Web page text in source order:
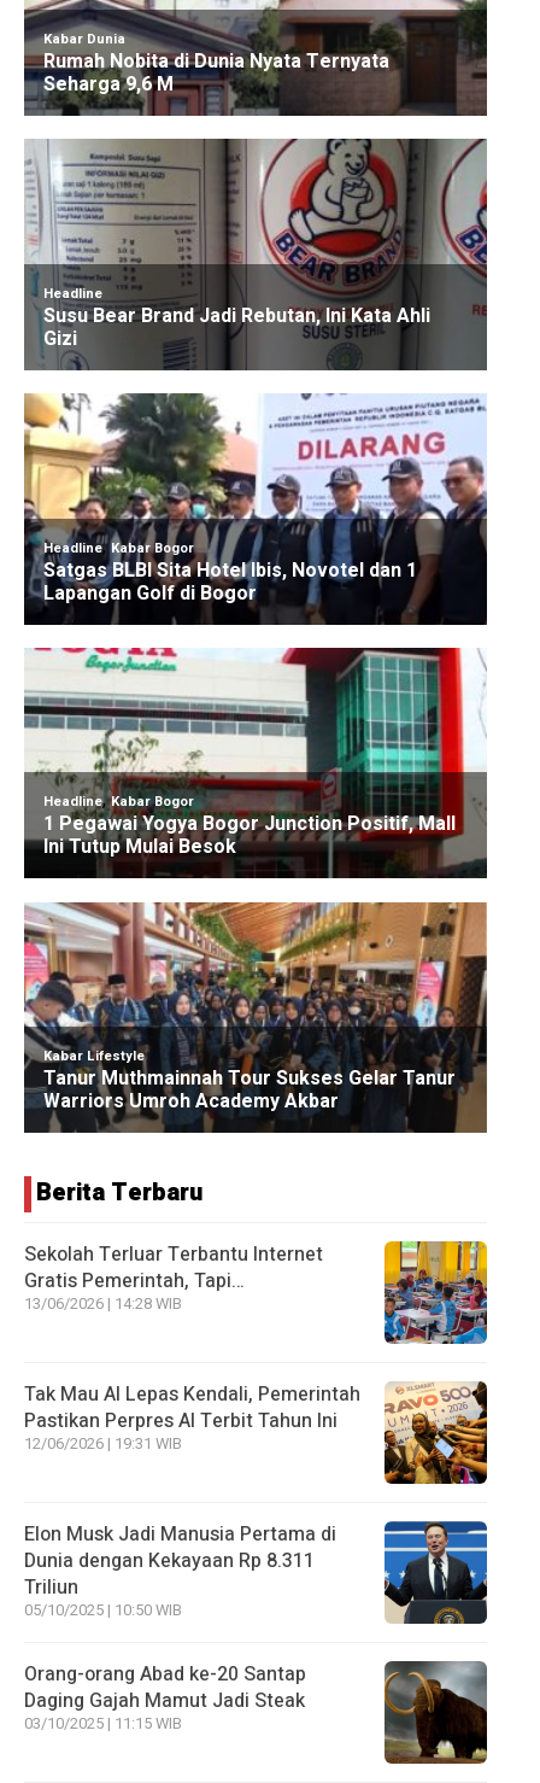
Berita Terbaru
Sekolah Terluar Terbantu Internet
Gratis Pemerintah, Tapi…
13/06/2026 | 14:28 WIB
Tak Mau AI Lepas Kendali, Pemerintah
Pastikan Perpres AI Terbit Tahun Ini
12/06/2026 | 19:31 WIB
Elon Musk Jadi Manusia Pertama di
Dunia dengan Kekayaan Rp 8.311
Triliun
05/10/2025 | 10:50 WIB
Orang-orang Abad ke-20 Santap
Daging Gajah Mamut Jadi Steak
03/10/2025 | 11:15 WIB